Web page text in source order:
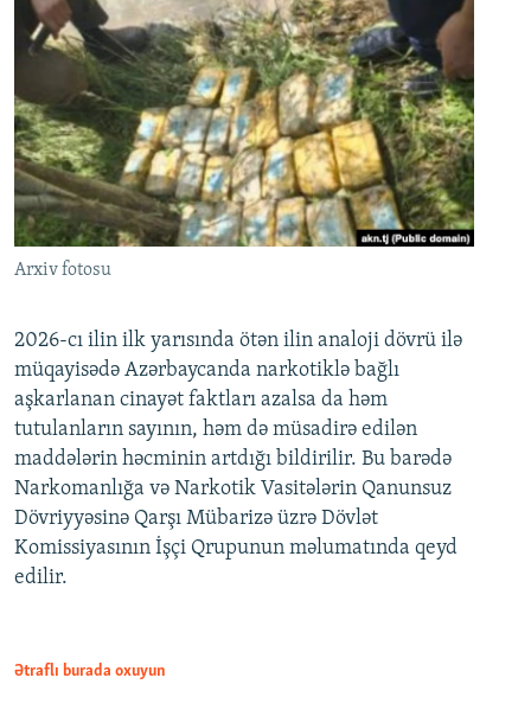
Arxiv fotosu
2026-cı ilin ilk yarısında ötən ilin analoji dövrü ilə
müqayisədə Azərbaycanda narkotiklə bağlı
aşkarlanan cinayət faktları azalsa da həm
tutulanların sayının, həm də müsadirə edilən
maddələrin həcminin artdığı bildirilir. Bu barədə
Narkomanlığa və Narkotik Vasitələrin Qanunsuz
Dövriyyəsinə Qarşı Mübarizə üzrə Dövlət
Komissiyasının İşçi Qrupunun məlumatında qeyd
edilir.
Ətraflı burada oxuyun